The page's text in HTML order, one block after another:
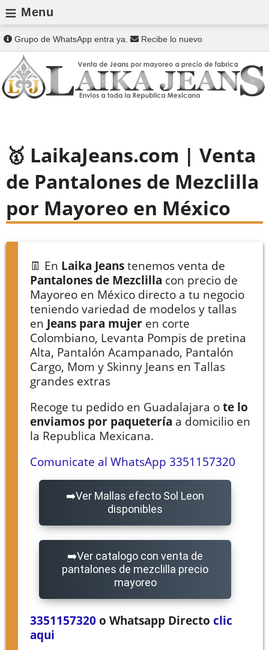
≡ Menu
Grupo de WhatsApp entra ya. Recibe lo nuevo
LaikaJeans.com | Venta
de Pantalones de Mezclilla
por Mayoreo en México
👖 En Laika Jeans tenemos venta de
Pantalones de Mezclilla con precio de
Mayoreo en México directo a tu negocio
teniendo variedad de modelos y tallas
en Jeans para mujer en corte
Colombiano, Levanta Pompis de pretina
Alta, Pantalón Acampanado, Pantalón
Cargo, Mom y Skinny Jeans en Tallas
grandes extras
Recoge tu pedido en Guadalajara o te lo
enviamos por paquetería a domicilio en
la Republica Mexicana.
Comunicate al WhatsApp 3351157320
Ver Mallas efecto Sol Leon
disponibles
Ver catalogo con venta de
pantalones de mezclilla precio
mayoreo
3351157320 o Whatsapp Directo clic
aqui